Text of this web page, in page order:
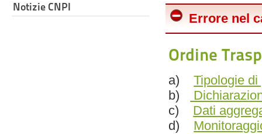
Notizie CNPI
Errore nel
Ordine
a)Tipologie
b)
c) Dati
d)